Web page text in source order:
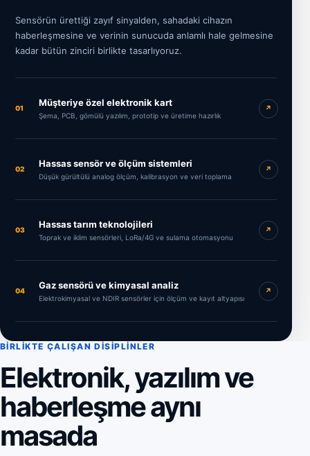
Sensörün ürettiği zayıf sinyalden, sahadaki cihazın
haberleşmesine ve verinin sunucuda anlamlı hale gelmesine
kadar bütün zinciri birlikte tasarlıyoruz.
01
Müşteriye özel elektronik kart
Şema, PCB, gömülü yazılım, prototip ve üretime hazırlık
↗
02
Hassas sensör ve ölçüm sistemleri
Düşük gürültülü analog ölçüm, kalibrasyon ve veri toplama
↗
03
Hassas tarım teknolojileri
Toprak ve iklim sensörleri, LoRa/4G ve sulama otomasyonu
↗
04
Gaz sensörü ve kimyasal analiz
Elektrokimyasal ve NDIR sensörler için ölçüm ve kayıt altyapısı
↗
BIRLIKTE ÇALIŞAN DISIPLINLER
Elektronik, yazılım ve
haberleşme aynı
masada